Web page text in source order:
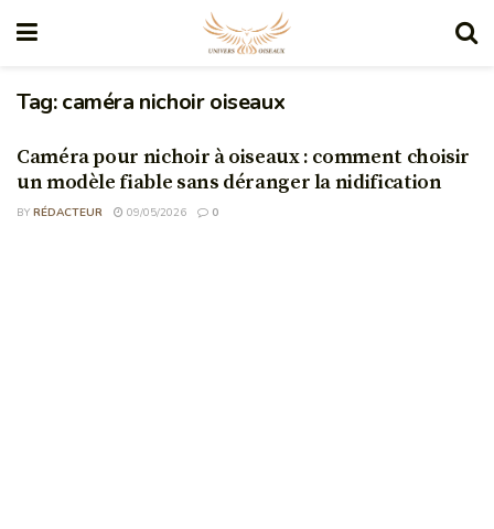
Tag:caméra nichoir oiseaux
Caméra pour nichoir à oiseaux : comment choisir
un modèle fiable sans déranger la nidification
BY RÉDACTEUR 09/05/2026 0